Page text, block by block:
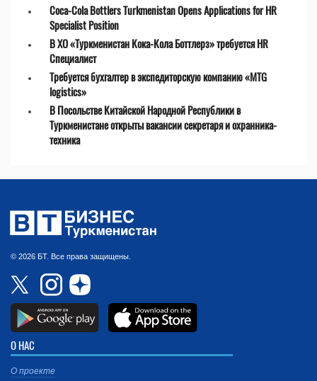
Coca-Cola Bottlers Turkmenistan Opens Applications for HR
Specialist Position
В ХО «Туркменистан Кока-Кола Боттлерз» требуется HR
Специалист
Требуется бухгалтер в экспедиторскую компанию «MTG
logistics»
В Посольстве Китайской Народной Республики в
Туркменистане открыты вакансии секретаря и охранника-
техника
© 2026 БТ. Все права защищены.
О НАС
О проекте